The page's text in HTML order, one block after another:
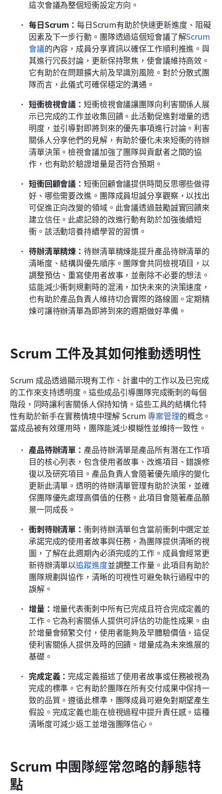
這次會議為整個短衝設定方向。
每日Scrum： 每日Scrum有助於快速更新進度、阻礙
因素及下一步行動。團隊透過這個短會議了解Scrum
會議的內容，成員分享資訊以確保工作順利推進。與
其進行冗長討論，更新保持聚焦，使會議維持高效。
它有助於在問題擴大前及早識別風險。對於分散式團
隊而言，此儀式可確保穩定的溝通。
短衝檢視會議：短衝檢視會議讓團隊向利害關係人展
示已完成的工作並收集回饋。此活動促進對增量的透
明度，並引導對即將到來的優先事項進行討論。利害
關係人分享他們的見解，有助於優化未來短衝的待辦
清單決策。檢視會議加強了團隊與貢獻者之間的協
作，也有助於驗證增量是否符合預期。
短衝回顧會議：短衝回顧會議提供時間反思哪些做得
好、哪些需要改進。團隊成員坦誠分享觀察，以找出
可促進正向改變的領域。此會議透過鼓勵誠實回饋來
建立信任。此處記錄的改進行動有助於加強後續短
衝。該活動培養持續學習的習慣。
待辦清單精煉：待辦清單精煉能提升產品待辦清單的
清晰度、結構與優先順序。團隊會共同檢視項目，以
調整預估、重寫使用者故事，並刪除不必要的想法。
這能減少衝刺規劃時的混淆，加快未來的決策速度，
也有助於產品負責人維持切合實際的路線圖。定期精
煉可讓待辦清單為即將到來的週期做好準備。
Scrum 工件及其如何推動透明性
Scrum 成品透過顯示現有工作、計畫中的工作以及已完成
的工作來支持透明度。這些成品引導團隊完成衝刺的每個
階段，同時讓利害關係人保持知情。這些工具的結構化特
性有助於新手在實務情境中理解 Scrum 專案管理的概念。
當成品被有效運用時，團隊能減少模糊性並維持一致性。
產品待辦清單： 產品待辦清單是產品所有潛在工作項
目的核心列表，包含使用者故事、改進項目、錯誤修
復以及研究項目。產品負責人會隨著優先順序的變化
更新此清單。透明的待辦清單管理有助於決策，並確
保團隊優先處理高價值的任務。此項目會隨著產品願
景一同成長。
衝刺待辦清單：衝刺待辦清單包含當前衝刺中選定並
承諾完成的使用者故事與任務，為團隊提供清晰的視
圖，了解在此週期內必須完成的工作。成員會經常更
新待辦清單以追蹤進度並調整工作量。此項目有助於
團隊規劃與協作，清晰的可視性可避免執行過程中的
誤解。
增量： 增量代表衝刺中所有已完成且符合完成定義的
工作。它為利害關係人提供可評估的功能性成果。由
於增量會頻繁交付，使用者能夠及早體驗價值，這促
使利害關係人提供及時的回饋。增量成為未來進展的
基礎。
完成定義： 完成定義描述了使用者故事或任務被視為
完成的標準。它有助於團隊在所有交付成果中保持一
致的品質。遵循此標準，團隊成員可避免對期望產生
假設。完成定義也能在檢視過程中提升責任感。這種
清晰度可減少返工並增強團隊信心。
Scrum 中團隊經常忽略的靜態特
點